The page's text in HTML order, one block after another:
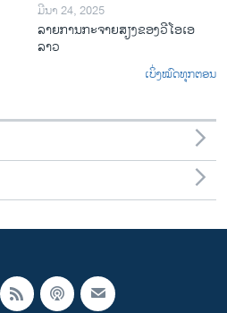
ມີນາ 24, 2025
ລາຍການກະຈາຍສຽງຂອງວີໂອເອ
ລາວ
ເບິ່ງໝົດທຸກຕອນ